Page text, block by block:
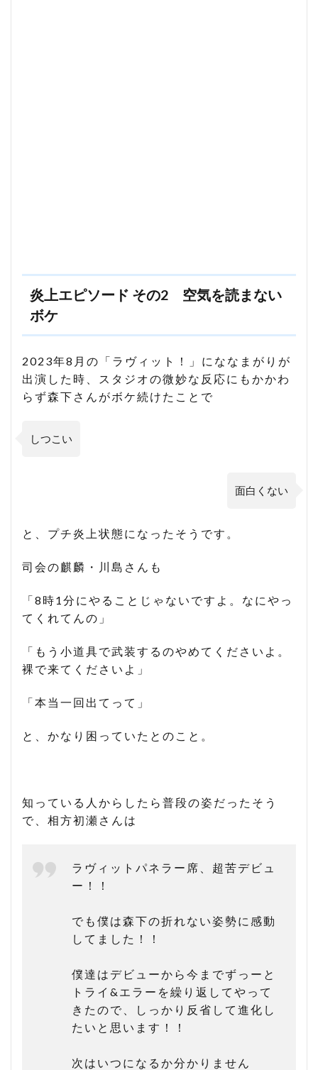
炎上エピソード その2 空気を読まない
ボケ
2023年8月の「ラヴィット！」にななまがりが
出演した時、スタジオの微妙な反応にもかかわ
らず森下さんがボケ続けたことで
しつこい
面白くない
と、プチ炎上状態になったそうです。
司会の麒麟・川島さんも
「8時1分にやることじゃないですよ。なにやっ
てくれてんの」
「もう小道具で武装するのやめてくださいよ。
裸で来てくださいよ」
「本当一回出てって」
と、かなり困っていたとのこと。
知っている人からしたら普段の姿だったそう
で、相方初瀬さんは
ラヴィットパネラー席、超苦デビュ
ー！！
でも僕は森下の折れない姿勢に感動
してました！！
僕達はデビューから今までずっーと
トライ&エラーを繰り返してやって
きたので、しっかり反省して進化し
たいと思います！！
次はいつになるか分かりません